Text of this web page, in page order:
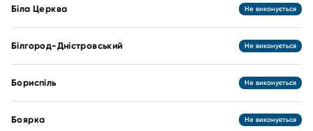
Біла Церква Не виконується
Білгород-Дністровський Не виконується
Бориспіль Не виконується
Боярка Не виконується